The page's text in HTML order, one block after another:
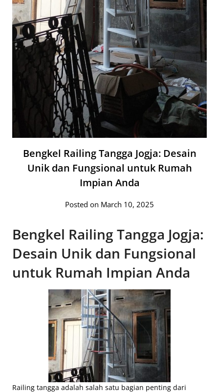
Bengkel Railing Tangga Jogja: Desain
Unik dan Fungsional untuk Rumah
Impian Anda
Posted on March 10, 2025
Bengkel Railing Tangga Jogja:
Desain Unik dan Fungsional
untuk Rumah Impian Anda
Railing tangga adalah salah satu bagian penting dari